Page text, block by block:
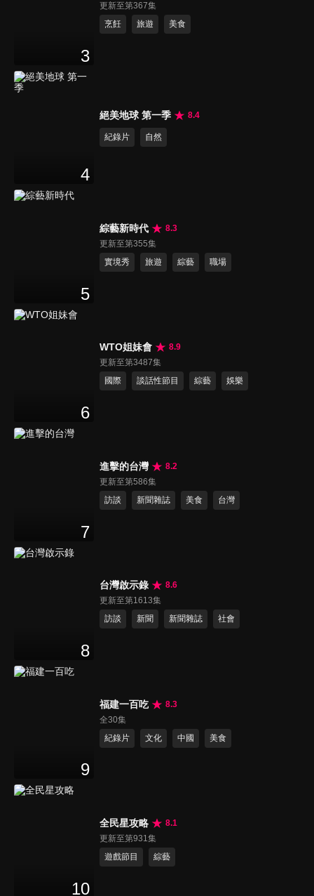
3
更新至第367集
烹飪
旅遊 美食
4
絕美地球 第一季 8.4
紀錄片 自然
5
綜藝新時代
8.3
更新至第355集
實境秀
旅遊 綜藝 職場
6
WTO姐妹會
8.9
更新至第3487集
國際
談話性節目 綜藝 娛樂
7
進擊的台灣
8.2
更新至第586集
訪談
新聞雜誌 美食 台灣
8
台灣啟示錄
8.6
更新至第1613集
訪談
新聞 新聞雜誌 社會
9
福建一百吃
8.3
全30集
紀錄片
文化 中國 美食
10
全民星攻略
8.1
更新至第931集
遊戲節目
綜藝